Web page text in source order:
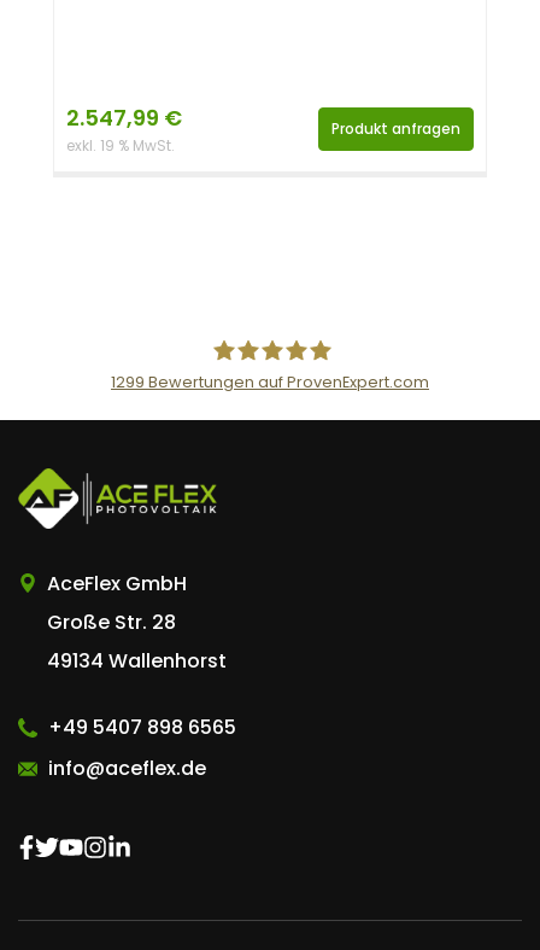
2.547,99 €
exkl. 19 % MwSt.
Produkt anfragen
AceFlex GmbH
1299 Bewertungen auf ProvenExpert.com
AceFlex GmbH
Große Str. 28
49134 Wallenhorst
+49 5407 898 6565
info@aceflex.de